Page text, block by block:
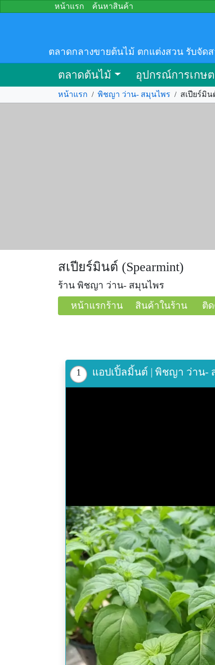
หน้าแรก ค้นหาสินค้า
ตลาดกลางขายต้นไม้ ตกแต่งสวน รับจัด
ตลาดต้นไม้ อุปกรณ์การเกษ
หน้าแรก / พิชญา ว่าน- สมุนไพร / สเปียร์มิน
สเปียร์มินต์ (Spearmint)
ร้าน พิชญา ว่าน- สมุนไพร
หน้าแรกร้าน
สินค้าในร้าน ติ
1 แอปเปิ้ลมิ้นต์ | พิชญา ว่าน-